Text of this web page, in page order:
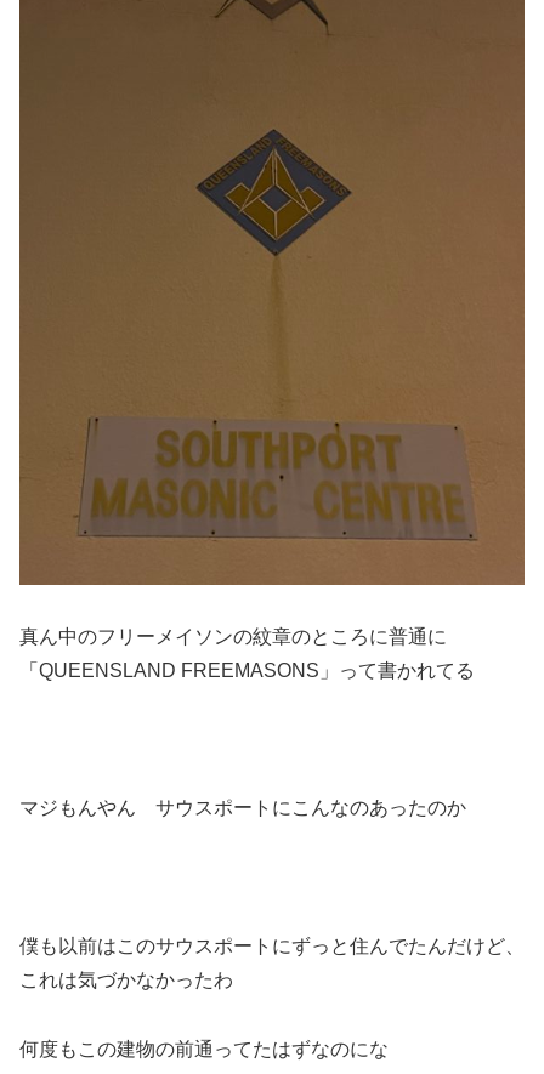
真ん中のフリーメイソンの紋章のところに普通に
「QUEENSLAND FREEMASONS」って書かれてる
マジもんやん サウスポートにこんなのあったのか
僕も以前はこのサウスポートにずっと住んでたんだけど、
これは気づかなかったわ
何度もこの建物の前通ってたはずなのにな